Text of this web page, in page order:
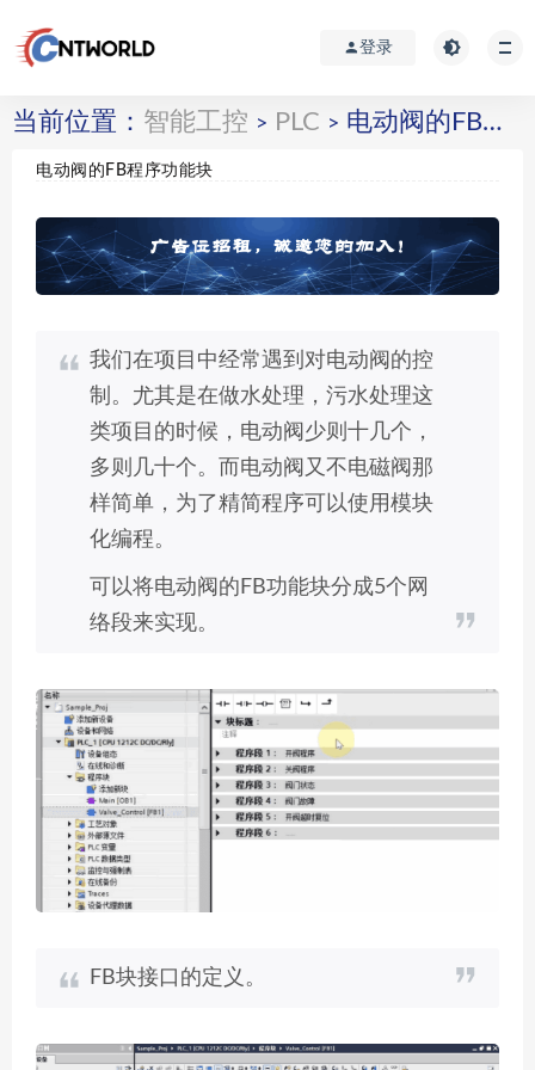
登录
当前位置： 智能工控 > PLC > 电动阀的FB程序功能块
电动阀的FB程序功能块
我们在项目中经常遇到对电动阀的控
制。尤其是在做水处理，污水处理这
类项目的时候，电动阀少则十几个，
多则几十个。而电动阀又不电磁阀那
样简单，为了精简程序可以使用模块
化编程。
可以将电动阀的FB功能块分成5个网
络段来实现。
FB块接口的定义。